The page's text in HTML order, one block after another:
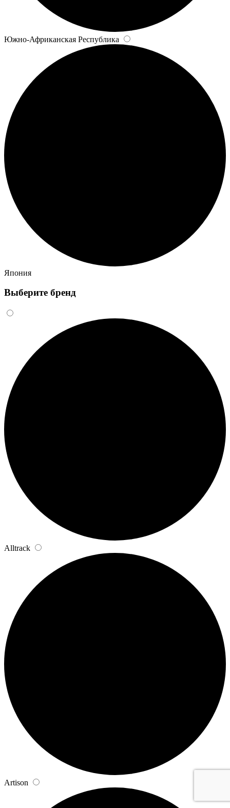
Южно-Африканская Республика
Япония
Выберите бренд
Alltrack
Artison